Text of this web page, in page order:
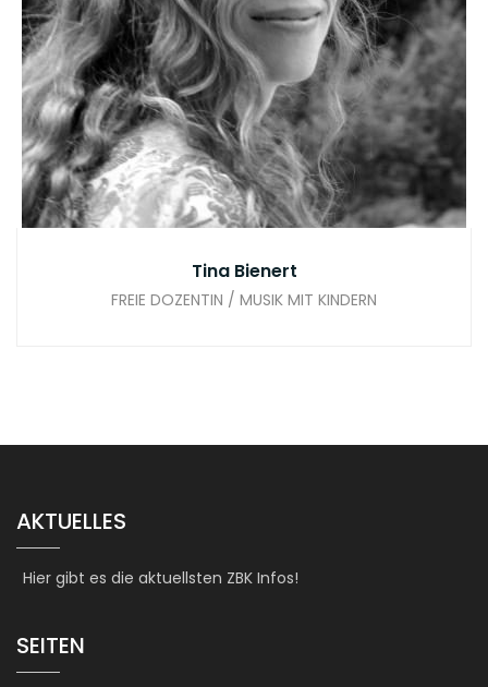
Tina Bienert
FREIE DOZENTIN / MUSIK MIT KINDERN
AKTUELLES
Hier gibt es die aktuellsten ZBK Infos!
SEITEN